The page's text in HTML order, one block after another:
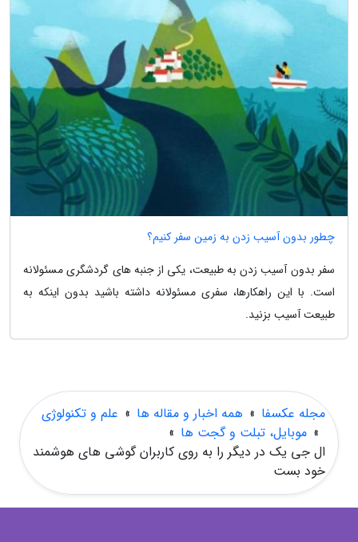
چطور بدون آسیب زدن به زمین سفر کنیم؟
سفر بدون آسیب زدن به طبیعت، یکی از جنبه های گردشگری مسئولانه
است. با این راهکارها، سفری مسئولانه داشته باشید بدون اینکه به
طبیعت آسیب بزنید.
مجله عکسفا » همه اخبار و مقاله ها » علم و تکنولوژی
» موبایل، تبلت و گجت ها »
ال جی یک در دیگر را به روی کاربران گوشی های هوشمند
خود بست